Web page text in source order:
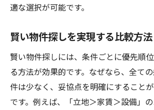
適な選択が可能です。
賢い物件探しを実現する比較方法
賢い物件探しには、条件ごとに優先順
る方法が効果的です。なぜなら、全て
件は少なく、妥協点を明確にすること
です。例えば、「立地＞家賃＞設備」